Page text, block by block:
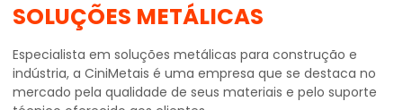
SOLUÇÕES METÁLICAS
Especialista em soluções metálicas para construção e
indústria, a CiniMetais é uma empresa que se destaca no
mercado pela qualidade de seus materiais e pelo suporte